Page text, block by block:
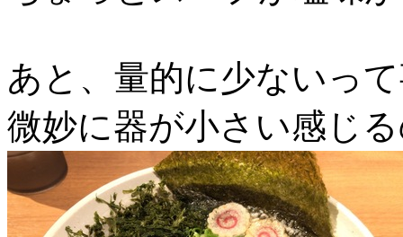
あと、量的に少ないっ
微妙に器が小さい感じ